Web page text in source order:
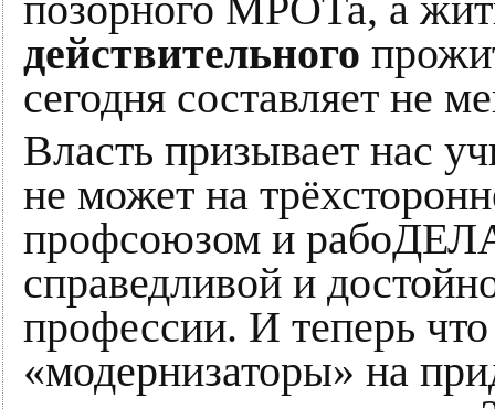
позорного МРОТа, а
действительного
сегодня составляет не
Власть призывает нас
не может на
профсоюзом и
справедливой и
профессии. И теперь
«модернизаторы» на